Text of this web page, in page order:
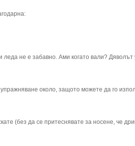
леда не е забавно. Ами когато вали?
около, защото можете да го
(без да се притеснявате за носене, че